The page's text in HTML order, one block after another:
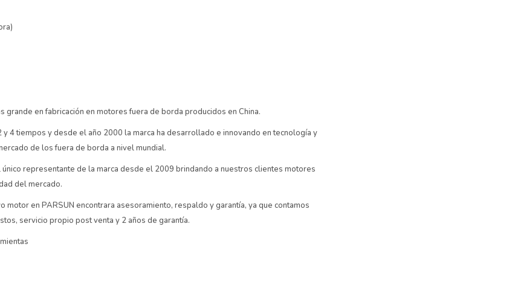
grande en fabricación en motores fuera de borda producidos en China.
4 tiempos y desde el año 2000 la marca ha desarrollado e innovando en tecnología y
de los fuera de borda a nivel mundial.
único representante de la marca desde el 2009 brindando a nuestros clientes motores
del mercado.
motor en PARSUN encontrara asesoramiento, respaldo y garantía, ya que contamos
servicio propio post venta y 2 años de garantía.